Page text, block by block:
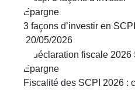
Épargne
3 façons d’investir en SCPI
20/05/2026
Épargne
Fiscalité des SCPI 2026 :